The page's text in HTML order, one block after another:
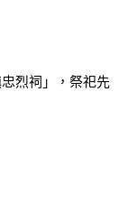
烈祠」，祭祀先